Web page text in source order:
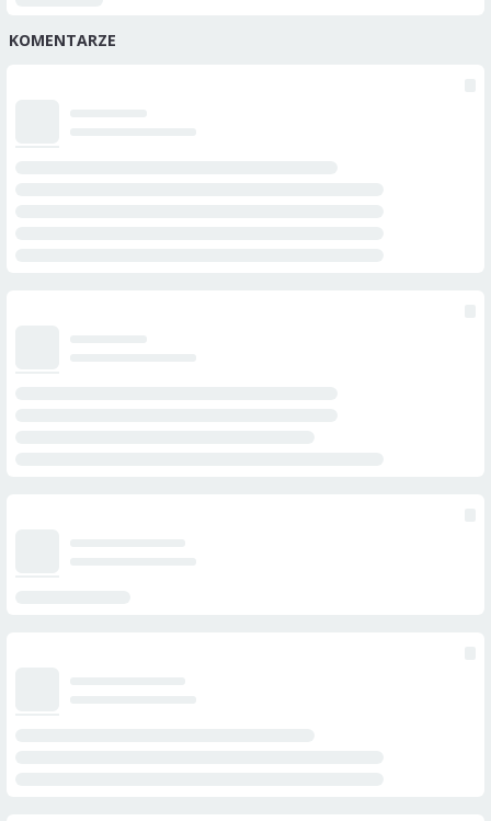
KOMENTARZE